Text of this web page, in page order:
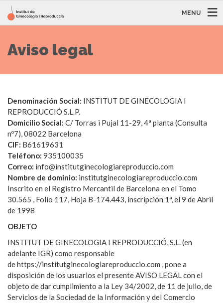
MENU
Aviso legal
Denominación Social: INSTITUT DE GINECOLOGIA I
REPRODUCCIÓ S.L.P.
Domicilio Social: C/ Torras i Pujal 11-29, 4ª planta (Consulta
nº7), 08022 Barcelona
CIF: B61619631
Teléfono: 935100035
Correo: info@institutginecologiareproduccio.com
Nombre de dominio: institutginecologiareproduccio.com
Inscrito en el Registro Mercantil de Barcelona en el Tomo
30.565 , Folio 117, Hoja B-174.443, inscripción 1ª, el 9 de Abril
de 1998
OBJETO
INSTITUT DE GINECOLOGIA I REPRODUCCIÓ, S.L. (en
adelante IGR) como responsable
de https://institutginecologiareproduccio.com , pone a
disposición de los usuarios el presente AVISO LEGAL con el
objeto de dar cumplimiento a la Ley 34/2002, de 11 de julio, de
Servicios de la Sociedad de la Información y del Comercio